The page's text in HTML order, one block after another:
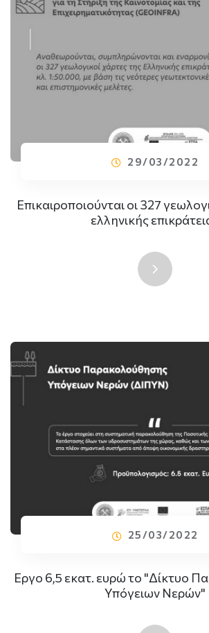
29/03/2022
Επικαιροποιούνται οι 327
ελληνικής
25/03/2022
Εργο 6,5 εκατ. ευρώ το "Δίκτυο
Υπόγειων Νερών"